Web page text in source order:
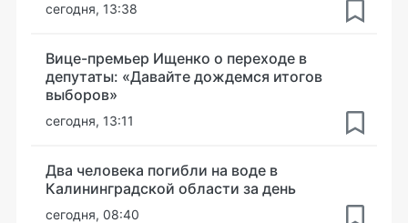
сегодня, 13:38
Вице-премьер Ищенко о переходе в
депутаты: «Давайте дождемся итогов
выборов»
сегодня, 13:11
Два человека погибли на воде в
Калининградской области за день
сегодня, 08:40